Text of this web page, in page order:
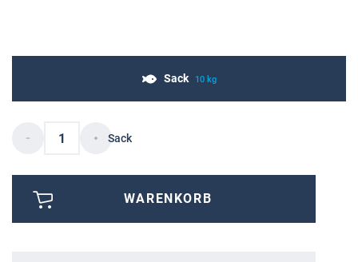
Sack 10 kg
Sack
WARENKORB